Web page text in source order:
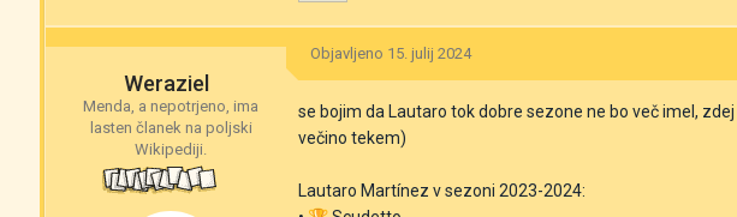
Weraziel
Menda, a nepotrjeno, ima
lasten članek na poljski
Wikipediji.
Objavljeno 15. julij 2024
se bojim da Lautaro tok dobre sezone ne bo več imel,
večino tekem)
Lautaro Martínez v sezoni 2023-2024: